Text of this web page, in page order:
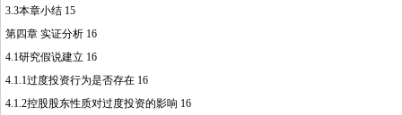
3.3本章小结 15
第四章 实证分析 16
4.1研究假说建立 16
4.1.1过度投资行为是否存在 16
4.1.2控股股东性质对过度投资的影响 16